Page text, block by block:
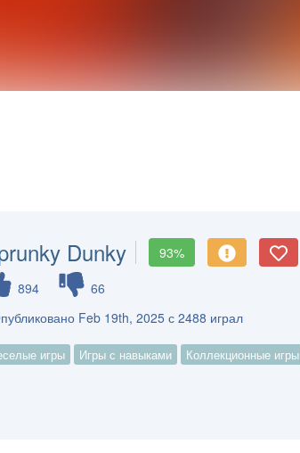
Dunky
93%
894
66
Feb 19th, 2025 с 2488 играл
игры Игры с навыками Коллекционные игры